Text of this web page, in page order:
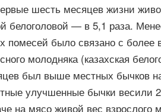
шесть месяцев жизни
белоголовой — в 5,1 раза.
помесей было связано с
молодняка (казахская
был выше местных бычков
улучшенные бычки весили
на мясо живой вес взрослого